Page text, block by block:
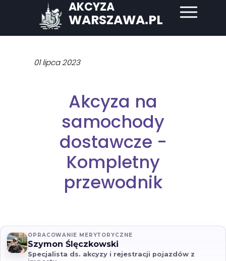
AKCYZA
WARSZAWA.PL
01 lipca 2023
Akcyza na
samochody
dostawcze -
Kompletny
przewodnik
OPRACOWANIE MERYTORYCZNE
Szymon Ślęczkowski
Specjalista ds. akcyzy i rejestracji pojazdów z